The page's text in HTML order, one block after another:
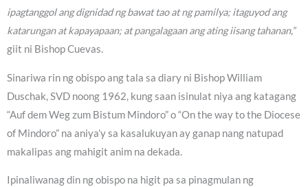
ipagtanggol ang dignidad ng bawat tao at ng pamilya; itaguyod ang
katarungan at kapayapaan; at pangalagaan ang ating iisang tahanan,”
giit ni Bishop Cuevas.
Sinariwa rin ng obispo ang tala sa diary ni Bishop William
Duschak, SVD noong 1962, kung saan isinulat niya ang katagang
“Auf dem Weg zum Bistum Mindoro” o “On the way to the Diocese
of Mindoro” na aniya’y sa kasalukuyan ay ganap nang natupad
makalipas ang mahigit anim na dekada.
Ipinaliwanag din ng obispo na higit pa sa pinagmulan ng